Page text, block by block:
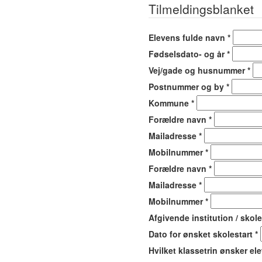
Tilmeldingsblanket
Elevens fulde navn *
Fødselsdato- og år*
Vej/gade og husnummer*
Postnummer og by *
Kommune *
Forældre navn *
Mailadresse *
Mobilnummer*
Forældre navn *
Mailadresse *
Mobilnummer*
Afgivende institution / skole
Dato for ønsket skolestart *
Hvilket klassetrin ønsker